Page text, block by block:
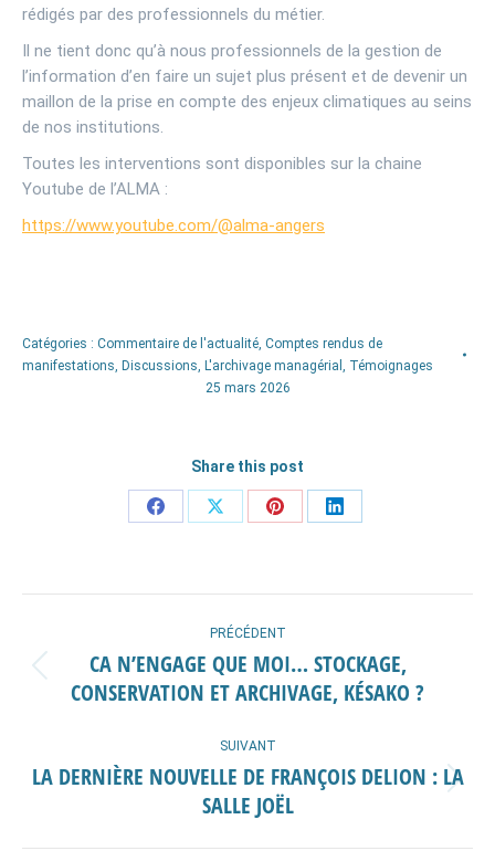
rédigés par des professionnels du métier.
Il ne tient donc qu’à nous professionnels de la gestion de
l’information d’en faire un sujet plus présent et de devenir un
maillon de la prise en compte des enjeux climatiques au seins
de nos institutions.
Toutes les interventions sont disponibles sur la chaine
Youtube de l’ALMA :
https://www.youtube.com/@alma-angers
Catégories : Commentaire de l'actualité, Comptes rendus de
manifestations, Discussions, L'archivage managérial , Témoignages
25 mars 2026
Share this post
PartagerPartagerPartagerPartager
NAVIGATION
ARTICLE
PRÉCÉDENT
Article
précédent
CA N’ENGAGE QUE MOI… STOCKAGE,
CONSERVATION ET ARCHIVAGE, KÉSAKO ?
SUIVANT
Article
suivant
LA DERNIÈRE NOUVELLE DE FRANÇOIS DELION : LA
SALLE JOËL